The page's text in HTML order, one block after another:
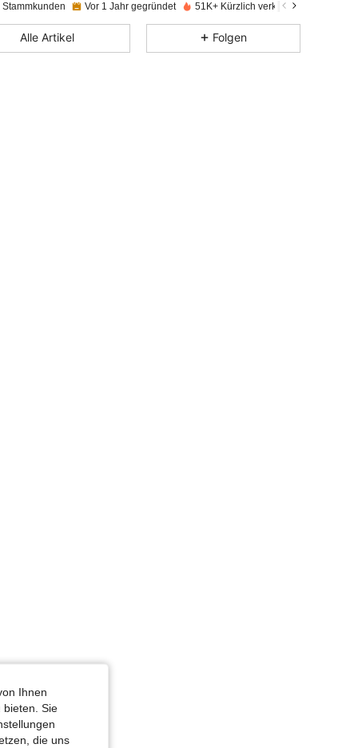
Vor 1 Jahr gegründet 51K+ Kürzlich verkauft
Alle Artikel Folgen
Ihnen
bieten. Sie
die uns